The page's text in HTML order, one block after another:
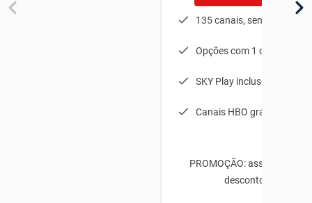
135 canais, sendo 25 em
Opções com 1 ou 2
SKY Play incluso
Canais HBO grátis no 1º
PROMOÇÃO: assine e
desconto no 1º mês